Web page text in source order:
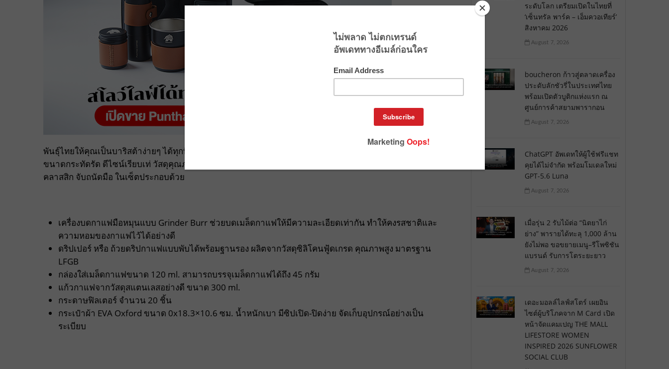
พันธุ์ไทยให้คุณเป็นบาริสต้าง่ายๆ ได้ทุกที่กับ “Punthai Portable Hand Brew Set” ชุดเครื่องบดกาแฟแบบพกพา
ขนาดกระทัดรัด ดีไซน์เรียบเท่ วัสดุคุณภาพดีผลิตจาก Stainless Steel 304 ตกแต่งด้วยปลอกหนังพียูสีน้ำตาลสุด
คลาสสิก จับถนัดมือ ในเซ็ตประกอบด้วย
เครื่องบดกาแฟมือหมุนแบบ Grinder Burr ช่วยบดเมล็ดกาแฟให้มีความละเอียดเท่ากัน ทำให้คงรสชาติและ
ความหอมของกาแฟไว้ได้อย่างดี
ดริปเปอร์ หรือ ถ้วยดริปกาแฟแบบพับได้พร้อมฐานรอง ผลิตจากวัสดุซิลิโคนฟู้ดเกรด คุณภาพสูง มาตรฐาน
LFGB
กล่องใส่เมล็ดกาแฟขนาด 120 ml. สามารถบรรจุเมล็ดกาแฟได้ถึง 45 กรัม
แก้วกาแฟจากวัสดุสแตนเลสอย่างดี ขนาด 300 ml.
กระดาษฟิลเตอร์ จำนวน 20 ชิ้น
กระเป๋าผ้า EVA Oxford ขนาด 0x18.3×10.6 ซม. น้ำหนักเบา มีซิปเปิด-ปิดง่าย จัดเก็บอุปกรณ์อย่างเป็น
ระเบียบ
ระดับโลก เตรียมเปิดในไทยที่
‘เซ็นทรัล พาร์ค – เอ็มควอเทียร์’
สิงหาคม 2026
August 7, 2026
boucheron ก้าวสู่ตลาดเครื่อง
ประดับลักชัวรี่ในประเทศไทย
พร้อมเปิดตัวบูติกแห่งแรก ณ
ศูนย์การค้าสยามพารากอน
August 7, 2026
ChatGPT อัพเดทให้ผู้ใช้ฟรีแชท
คุยได้ไม่จำกัด พร้อมโมเดลใหม่
GPT-5.6 Luna
August 7, 2026
เมื่อรุ่น 2 รับไม้ต่อ “นิตยาไก่
ย่าง” พารายได้ทะลุ 1,000 ล้าน
ยังไม่พอ ขอขยายเมนู–รีโพซิชัน
แบรนด์ รับการโตระยะยาว
August 7, 2026
เดอะมอลล์ไลฟ์สโตร์ เผยอิน
ไซต์ผู้บริโภคจาก M Card เปิด
หน้าจัดแคมเปญ THE MALL
LIFESTORE WOMEN
INSPIRED 2026 SUNFLOWER
SOCIAL CLUB